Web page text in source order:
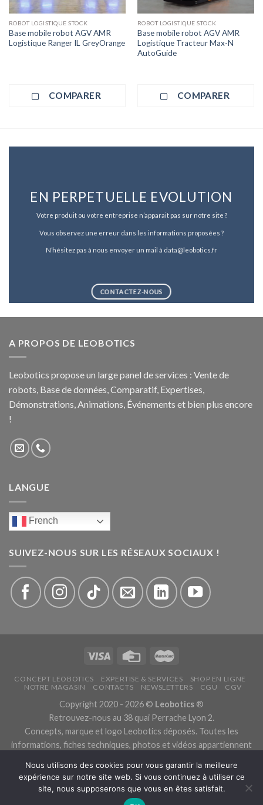
ROBOT LOGISTIQUE STOCK
Base mobile robot AGV AMR
Logistique Ranger IL GreyOrange
COMPARER
ROBOT LOGISTIQUE STOCK
Base mobile robot AGV AMR
Logistique Tracteur Max-N
AutoGuide
COMPARER
EN PERPETUELLE EVOLUTION
Votre produit ou votre entreprise n’apparait pas sur notre site ?
Vous observez une erreur dans les informations proposées ?
N’hésitez pas à nous envoyer un mail à data@leobotics.fr
CONTACTEZ-NOUS
A PROPOS DE LEOBOTICS
Leobotics propose un large panel de services : Vente de
robots, Base de données, Comparatif, Expertises,
Démonstrations, Animations, Événements et bien plus encore
!
LANGUE
French
SUIVEZ-NOUS SUR LES RÉSEAUX SOCIAUX !
CONCEPT LEOBOTICS EXPERTISE & SERVICES
SHOP EN LIGNE
NOTRE MAGASIN
CONTACTS NEWSLETTERS CGU CGV
Copyright 2020 - 2026 © Leobotics ®
Retrouvez-nous au 38 quai Perrache Lyon 2.
Concepts, marque et logo Leobotics déposés. Toutes les
informations, fiches techniques, photos et vidéos appartiennent
Les traductions sont automatiques, veuillez nous excuser pour
les traductions erronées.
Politique de confidentialité.
Nous utilisons des cookies pour vous garantir la meilleure
expérience sur notre site web. Si vous continuez à utiliser ce
site, nous supposerons que vous en êtes satisfait.